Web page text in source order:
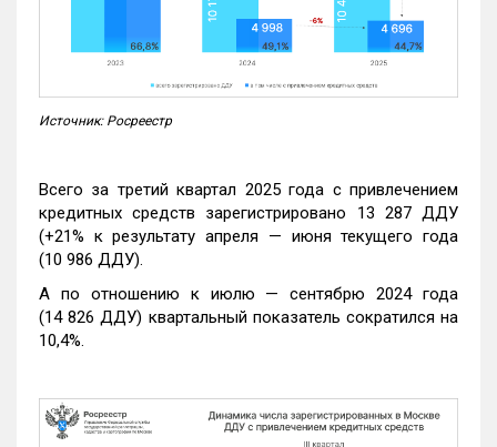
Источник: Росреестр
Всего за третий квартал 2025 года с привлечением
кредитных средств зарегистрировано 13 287 ДДУ
(+21% к результату апреля — июня текущего года
(10 986 ДДУ).
А по отношению к июлю — сентябрю 2024 года
(14 826 ДДУ) квартальный показатель сократился на
10,4%.